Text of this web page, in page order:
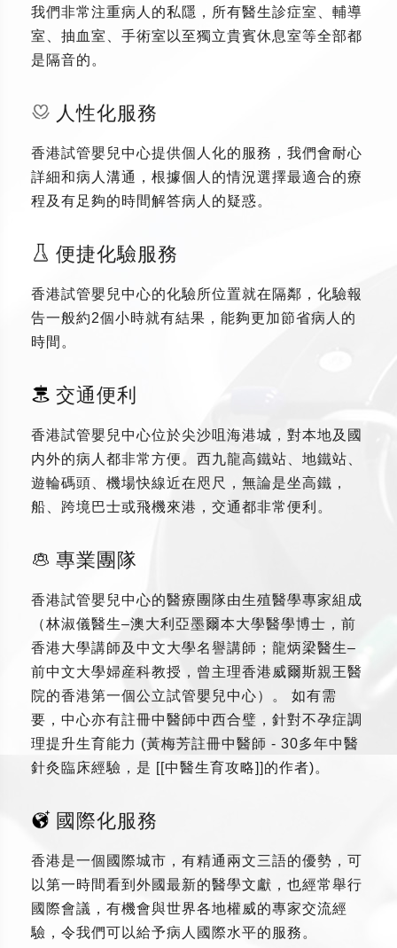
我們非常注重病人的私隱，所有醫生診症室、輔導
室、抽血室、手術室以至獨立貴賓休息室等全部都
是隔音的。
人性化服務
香港試管嬰兒中心提供個人化的服務，我們會耐心
詳細和病人溝通，根據個人的情況選擇最適合的療
程及有足夠的時間解答病人的疑惑。
便捷化驗服務
香港試管嬰兒中心的化驗所位置就在隔鄰，化驗報
告一般約2個小時就有結果，能夠更加節省病人的
時間。
交通便利
香港試管嬰兒中心位於尖沙咀海港城，對本地及國
内外的病人都非常方便。西九龍高鐵站、地鐵站、
遊輪碼頭、機場快線近在咫尺，無論是坐高鐵，
船、跨境巴士或飛機來港，交通都非常便利。
專業團隊
香港試管嬰兒中心的醫療團隊由生殖醫學專家組成
（林淑儀醫生–澳大利亞墨爾本大學醫學博士，前
香港大學講師及中文大學名譽講師；龍炳梁醫生–
前中文大學婦産科教授，曾主理香港威爾斯親王醫
院的香港第一個公立試管嬰兒中心）。 如有需
要，中心亦有註冊中醫師中西合璧，針對不孕症調
理提升生育能力 (黃梅芳註冊中醫師 - 30多年中醫
針灸臨床經驗，是 [[中醫生育攻略]]的作者)。
國際化服務
香港是一個國際城市，有精通兩文三語的優勢，可
以第一時間看到外國最新的醫學文獻，也經常舉行
國際會議，有機會與世界各地權威的專家交流經
驗，令我們可以給予病人國際水平的服務。